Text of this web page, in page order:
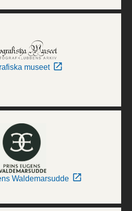
museet
Waldemarsudde